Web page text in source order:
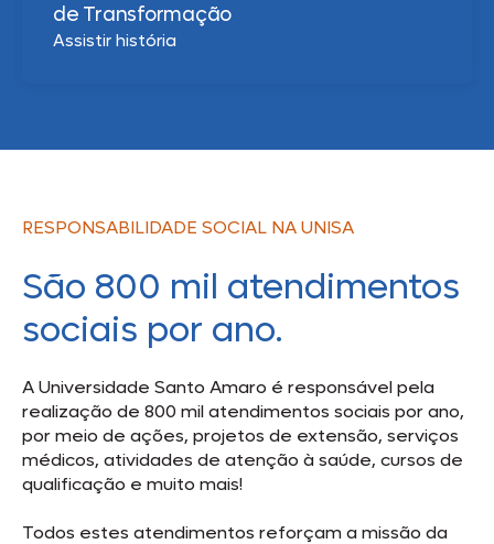
de Transformação
Assistir história
RESPONSABILIDADE SOCIAL NA UNISA
São 800 mil atendimentos
sociais por ano.
A Universidade Santo Amaro é responsável pela
realização de 800 mil atendimentos sociais por ano,
por meio de ações, projetos de extensão, serviços
médicos, atividades de atenção à saúde, cursos de
qualificação e muito mais!
Todos estes atendimentos reforçam a missão da